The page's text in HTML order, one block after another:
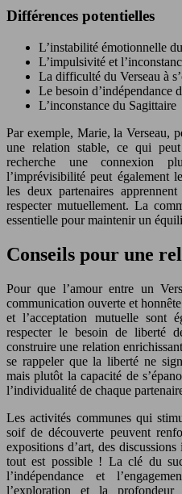
Différences potentielles
L’instabilité émotionnelle
L’impulsivité et
La difficulté du Verseau à
Le besoin d’indépendance
L’inconstance du Sagittaire
Par exemple, Marie, la Verseau,
une relation stable, ce qui
recherche une connexion
l’imprévisibilité peut également
les deux partenaires
respecter mutuellement. La
essentielle pour maintenir un
Conseils pour une
Pour que l’amour entre un
communication ouverte et
et l’acceptation mutuelle sont
respecter le besoin de liberté
construire une relation
se rappeler que la liberté ne
mais plutôt la capacité de
l’individualité de chaque
Les activités communes qui
soif de découverte peuvent
expositions d’art, des
tout est possible ! La clé du
l’indépendance et
l’exploration et la profondeur